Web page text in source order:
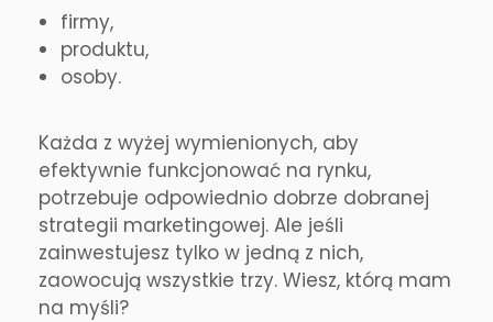
firmy,
produktu,
osoby.
Każda z wyżej wymienionych, aby
efektywnie funkcjonować na rynku,
potrzebuje odpowiednio dobrze dobranej
strategii marketingowej. Ale jeśli
zainwestujesz tylko w jedną z nich,
zaowocują wszystkie trzy. Wiesz, którą mam
na myśli?